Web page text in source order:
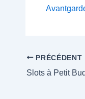
PRÉCÉDENT
Slots à Petit